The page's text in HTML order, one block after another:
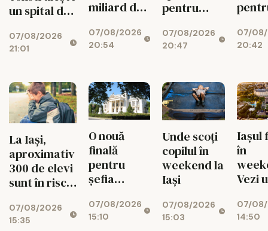
un spital de
miliarde de
lei, cu 469
07/08/2026
21:01
miliard de
Bicaz! Un
munte va
centrală
uriașă de
340 MW
07/08/2026
20:54
pentru
schimbă
radical din
07/08/2026
20:47
07/
20:42
La Iași,
aproximativ
300 de elevi
sunt în risc
07/08/2026
15:35
O nouă
finală
pentru
șefia
Au rămas
doi
07/08/2026
15:10
Unde scoți
copilul în
weekend la
Iași
07/08/2026
15:03
Iașul
în
Vezi
ieși
9
07/
14:50